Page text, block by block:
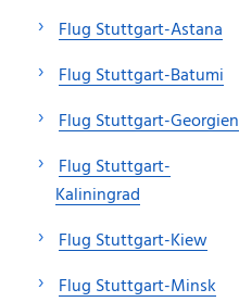
Flug Stuttgart-Astana
Flug Stuttgart-Batumi
Flug Stuttgart-Georgien
Flug Stuttgart-
Kaliningrad
Flug Stuttgart-Kiew
Flug Stuttgart-Minsk